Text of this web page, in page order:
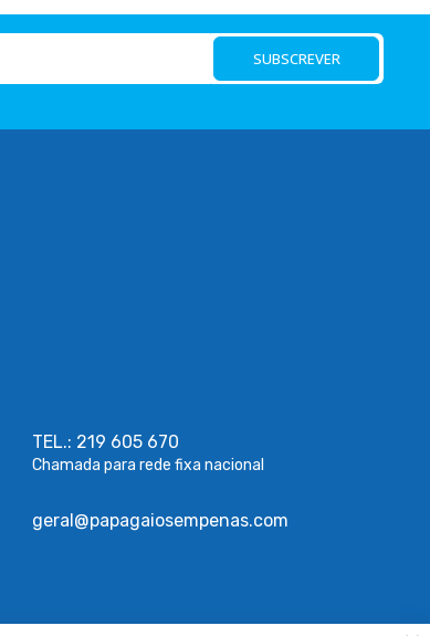
SUBSCREVER
TEL.: 219 605 670
Chamada para rede fixa nacional
geral@papagaiosempenas.com